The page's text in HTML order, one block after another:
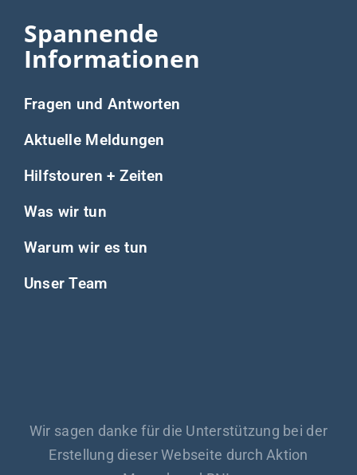
Spannende
Informationen
Fragen und Antworten
Aktuelle Meldungen
Hilfstouren + Zeiten
Was wir tun
Warum wir es tun
Unser Team
Wir sagen danke für die Unterstützung bei der
Erstellung dieser Webseite durch Aktion